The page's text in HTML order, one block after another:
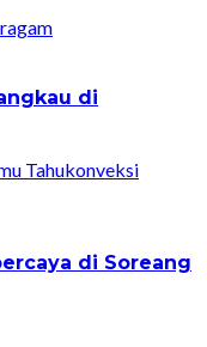
di
konveksi
di Soreang